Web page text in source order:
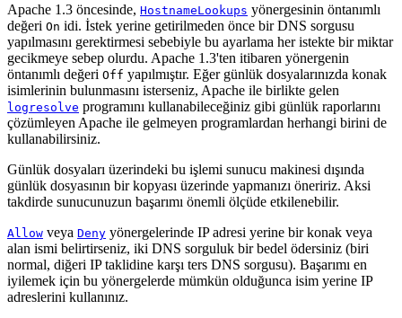
Apache 1.3 öncesinde, HostnameLookups yönergesinin öntanımlı
değeri On idi. İstek yerine getirilmeden önce bir DNS sorgusu
yapılmasını gerektirmesi sebebiyle bu ayarlama her istekte bir miktar
gecikmeye sebep olurdu. Apache 1.3'ten itibaren yönergenin
öntanımlı değeri Off yapılmıştır. Eğer günlük dosyalarınızda konak
isimlerinin bulunmasını isterseniz, Apache ile birlikte gelen
logresolve programını kullanabileceğiniz gibi günlük raporlarını
çözümleyen Apache ile gelmeyen programlardan herhangi birini de
kullanabilirsiniz.
Günlük dosyaları üzerindeki bu işlemi sunucu makinesi dışında
günlük dosyasının bir kopyası üzerinde yapmanızı öneririz. Aksi
takdirde sunucunuzun başarımı önemli ölçüde etkilenebilir.
Allow veya Deny yönergelerinde IP adresi yerine bir konak veya
alan ismi belirtirseniz, iki DNS sorguluk bir bedel ödersiniz (biri
normal, diğeri IP taklidine karşı ters DNS sorgusu). Başarımı en
iyilemek için bu yönergelerde mümkün olduğunca isim yerine IP
adreslerini kullanınız.